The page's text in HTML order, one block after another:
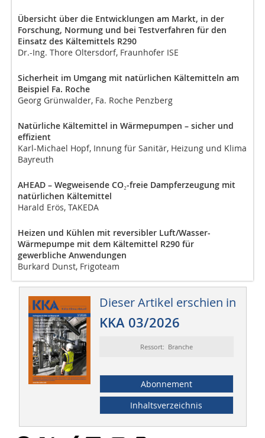
Übersicht über die Entwicklungen am Markt, in der
Forschung, Normung und bei Testverfahren für den
Einsatz des Kältemittels R290
Dr.-Ing. Thore Oltersdorf, Fraunhofer ISE
Sicherheit im Umgang mit natürlichen Kältemitteln am
Beispiel Fa. Roche
Georg Grünwalder, Fa. Roche Penzberg
Natürliche Kältemittel in Wärmepumpen – sicher und
effizient
Karl-Michael Hopf, Innung für Sanitär, Heizung und Klima
Bayreuth
AHEAD – Wegweisende CO₂-freie Dampferzeugung mit
natürlichen Kältemittel
Harald Erös, TAKEDA
Heizen und Kühlen mit reversibler Luft/Wasser-
Wärmepumpe mit dem Kältemittel R290 für
gewerbliche ­Anwendungen
Burkard Dunst, Frigoteam
Dieser Artikel erschien in
KKA 03/2026
Ressort: Branche
Abonnement
Inhaltsverzeichnis